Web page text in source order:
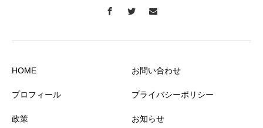
HOME
プロフィール
政策
お問い合わせ
プライバシーポリシー
お知らせ